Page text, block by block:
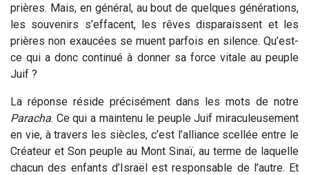
prières. Mais, en général, au bout de quelques générations,
les souvenirs s’effacent, les rêves disparaissent et les
prières non exaucées se muent parfois en silence. Qu’est-
ce qui a donc continué à donner sa force vitale au peuple
Juif ?
La réponse réside précisément dans les mots de notre
Paracha. Ce qui a maintenu le peuple Juif miraculeusement
en vie, à travers les siècles, c’est l’alliance scellée entre le
Créateur et Son peuple au Mont Sinaï, au terme de laquelle
chacun des enfants d’Israël est responsable de l’autre. Et